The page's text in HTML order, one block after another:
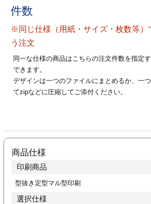
ファイル印刷
ァイル印刷
印刷
印刷
リーブ印刷
加工
ムカード印刷
刷
カード印刷
フォルダー
ァイル印刷
件数
※同じ仕様（用紙・サイズ・枚数等）
う注文
同一な仕様の商品はこちらの注文件数を指定
できます。
デザインは一つのファイルにまとめるか、一
てzipなどに圧縮してご添付ください。
商品仕様
印刷商品
型抜き定型マル型印刷
選択仕様